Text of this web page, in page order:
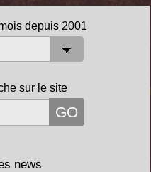
depuis 2001
sur le site
news